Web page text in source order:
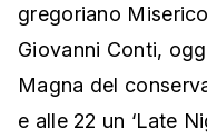
gregoriano
Giovanni Conti,
Magna del
e alle 22 un ‘Late